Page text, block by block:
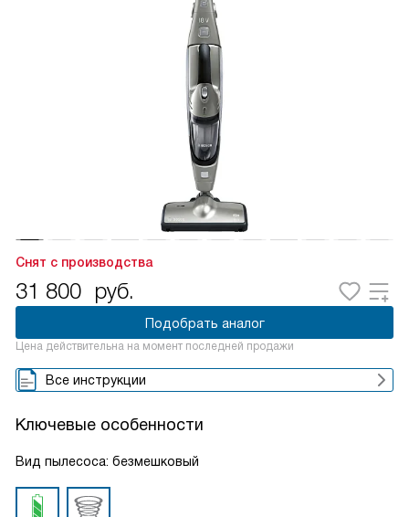
Снят с производства
31 800 руб.
Подобрать аналог
Цена действительна на момент последней продажи
Все инструкции
Ключевые особенности
Вид пылесоса: безмешковый